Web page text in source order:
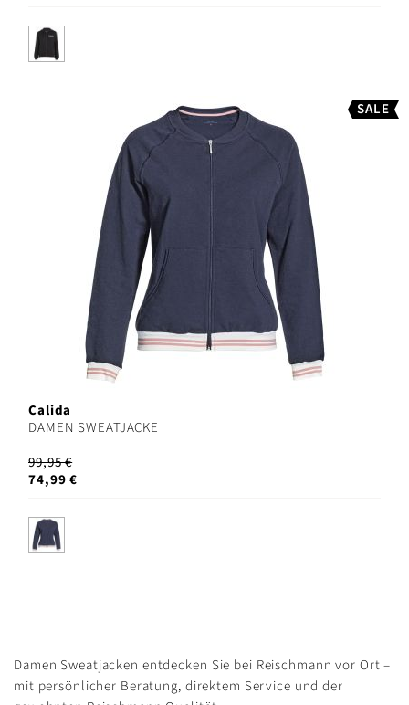
SALE
Calida
DAMEN SWEATJACKE
99,95 €
74,99 €
Damen Sweatjacken entdecken Sie bei Reischmann vor Ort –
mit persönlicher Beratung, direktem Service und der